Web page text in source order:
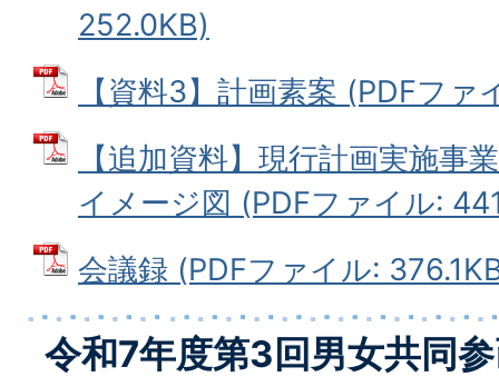
252.0KB)
【資料3】計画素案 (PDFファ
【追加資料】現行計画実施事
イメージ図 (PDFファイル:
会議録 (PDFファイル:
令和7年度第3回男女共同